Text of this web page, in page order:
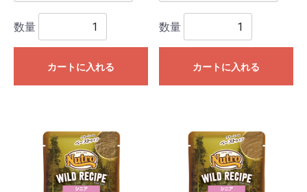
数量
カートに入れる
数量
カートに入れる